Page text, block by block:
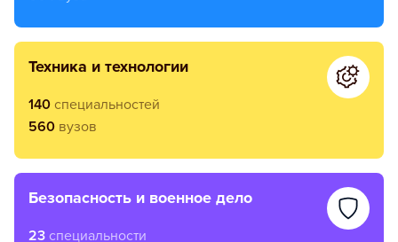
техника и технологии
140 специальностей
560 вузов
безопасность и военное дело
23 специальности